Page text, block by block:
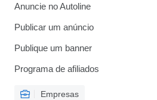
Anuncie no Autoline
Publicar um anúncio
Publique um banner
Programa de afiliados
Empresas